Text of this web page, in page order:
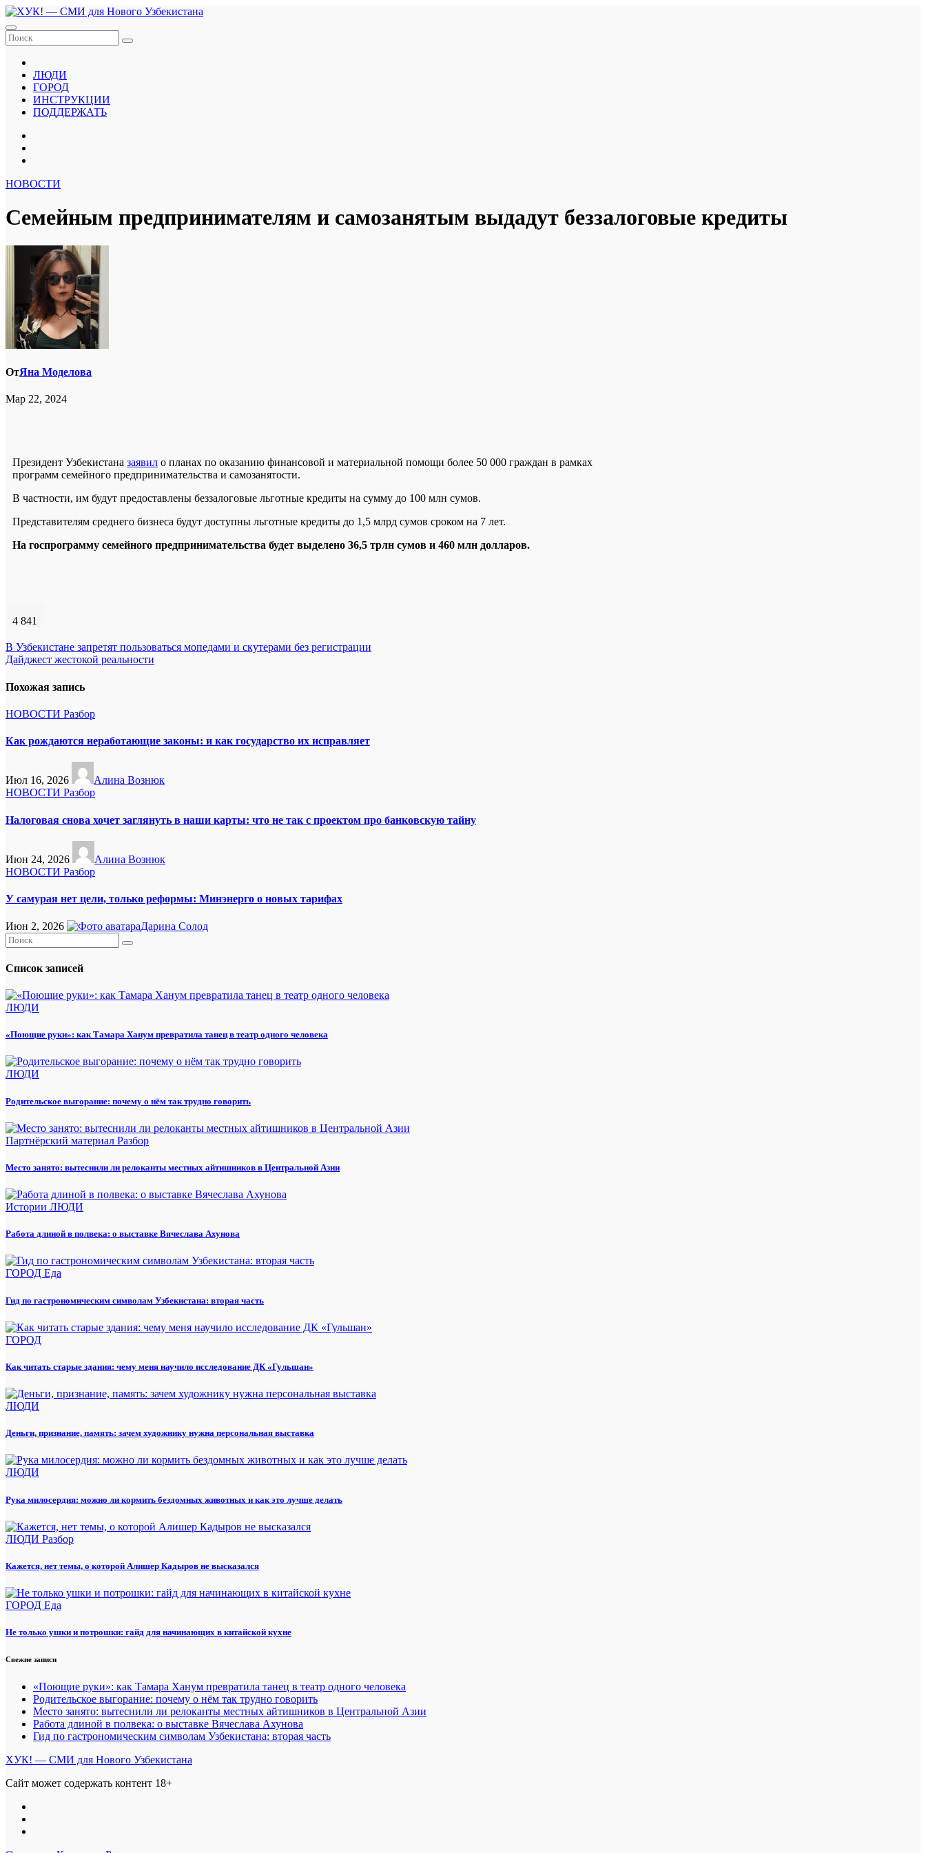
Перейти
к
содержанию
ЛЮДИ
ГОРОД
ИНСТРУКЦИИ
ПОДДЕРЖАТЬ
НОВОСТИ
Семейным предпринимателям и самозанятым выдадут беззалоговые кредиты
ОтЯна Моделова
Мар 22, 2024
Президент Узбекистана заявил о планах по оказанию финансовой и материальной помощи более 50 000 граждан в рамках
программ семейного предпринимательства и самозанятости.
В частности, им будут предоставлены беззалоговые льготные кредиты на сумму до 100 млн сумов.
Представителям среднего бизнеса будут доступны льготные кредиты до 1,5 млрд сумов сроком на 7 лет.
На госпрограмму семейного предпринимательства будет выделено 36,5 трлн сумов и 460 млн долларов.
4 841
Навигация
по
записям
В Узбекистане запретят пользоваться мопедами и скутерами без регистрации
Дайджест жестокой реальности
Похожая запись
НОВОСТИ Разбор
Как рождаются неработающие законы: и как государство их исправляет
Июл 16, 2026
Алина Вознюк
НОВОСТИ Разбор
Налоговая снова хочет заглянуть в наши карты: что не так с проектом про банковскую тайну
Июн 24, 2026
Алина Вознюк
НОВОСТИ Разбор
У самурая нет цели, только реформы: Минэнерго о новых тарифах
Июн 2, 2026 Дарина Солод
Список записей
ЛЮДИ
«Поющие руки»: как Тамара Ханум превратила танец в театр одного человека
ЛЮДИ
Родительское выгорание: почему о нём так трудно говорить
Партнёрский материал Разбор
Место занято: вытеснили ли релоканты местных айтишников в Центральной Азии
Истории ЛЮДИ
Работа длиной в полвека: о выставке Вячеслава Ахунова
ГОРОД Еда
Гид по гастрономическим символам Узбекистана: вторая часть
ГОРОД
Как читать старые здания: чему меня научило исследование ДК «Гульшан»
ЛЮДИ
Деньги, признание, память: зачем художнику нужна персональная выставка
ЛЮДИ
Рука милосердия: можно ли кормить бездомных животных и как это лучше делать
ЛЮДИ Разбор
Кажется, нет темы, о которой Алишер Кадыров не высказался
ГОРОД Еда
Не только ушки и потрошки: гайд для начинающих в китайской кухне
Свежие записи
«Поющие руки»: как Тамара Ханум превратила танец в театр одного человека
Родительское выгорание: почему о нём так трудно говорить
Место занято: вытеснили ли релоканты местных айтишников в Центральной Азии
Работа длиной в полвека: о выставке Вячеслава Ахунова
Гид по гастрономическим символам Узбекистана: вторая часть
ХУК! — СМИ для Нового Узбекистана
Сайт может содержать контент 18+